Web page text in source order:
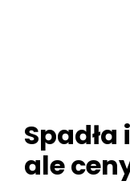
ale